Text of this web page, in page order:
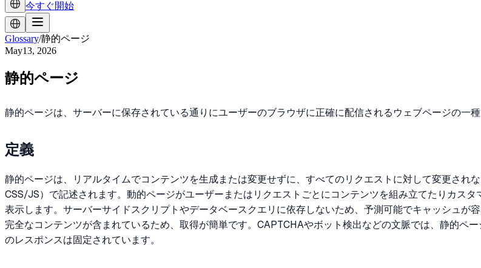
今すぐ開始
Glossary/静的ページ
May13, 2026
静的ページ
静的ページは、サーバーに保存されている通りにユーザーのブラウザに正確に配信されるウェブページの一種
定義
静的ページは、リアルタイムでコンテンツを生成または変更せずに、すべてのリクエストに対して変更され
CSS/JS）で記述されます。動的ページがユーザーまたはリクエストごとにコンテンツを組み立てたりカス
表示します。サーバーサイドスクリプトやデータベースクエリに依存しないため、予測可能でキャッシュ
完全なコンテンツが含まれているため、取得が簡単です。CAPTCHAやボット検出などの文脈では、静的ペ
のレスポンスは固定されています。